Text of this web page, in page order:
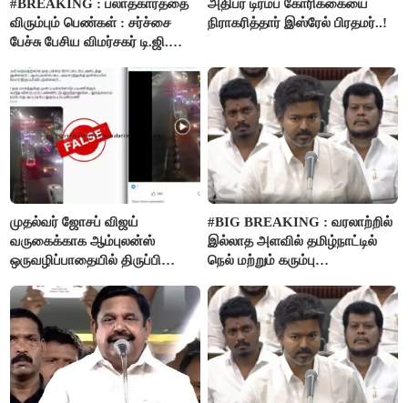
#BREAKING : பலாத்காரத்தை
விரும்பும் பெண்கள் : சர்ச்சை
பேச்சு பேசிய விமர்சகர் டி.ஜி.
அதிபர் டிரம்ப் கோரிக்கையை
நிராகரித்தார் இஸ்ரேல் பிரதமர்..!
முதல்வர் ஜோசப் விஜய்
வருகைக்காக ஆம்புலன்ஸ்
ஒருவழிப்பாதையில் திருப்பி
தான்..!
#BIG BREAKING : வரலாற்றில்
இல்லாத அளவில் தமிழ்நாட்டில்
நெல் மற்றும் கரும்பு
ஊக்கத்தொகையை உயர்த்த
முடிவு - முதலமைச்சர் விஜய்
அறிவிப்பு..!